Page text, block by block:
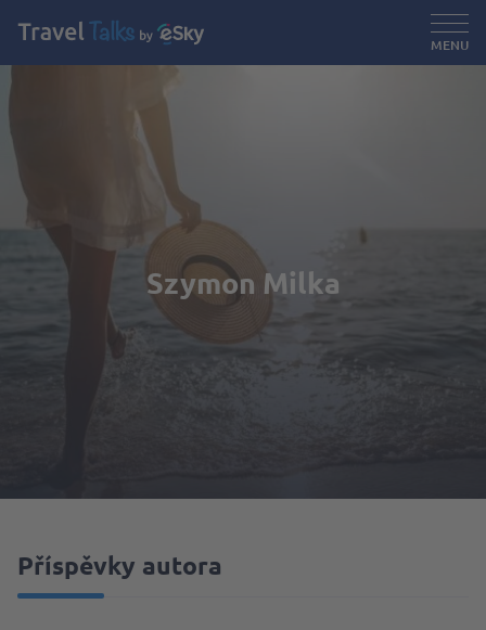
MENU
Szymon Milka
Příspěvky autora